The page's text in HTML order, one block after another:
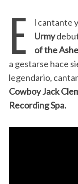
E l cantante
Urmy
of the
a gestarse hace
legendario,
Cowboy Jack
Recording Spa.